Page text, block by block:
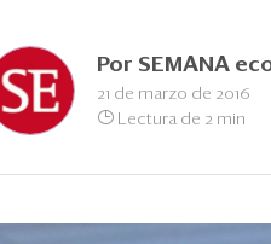
Por SEMANA
21 de marzo de 2016
Lectura de 2 min